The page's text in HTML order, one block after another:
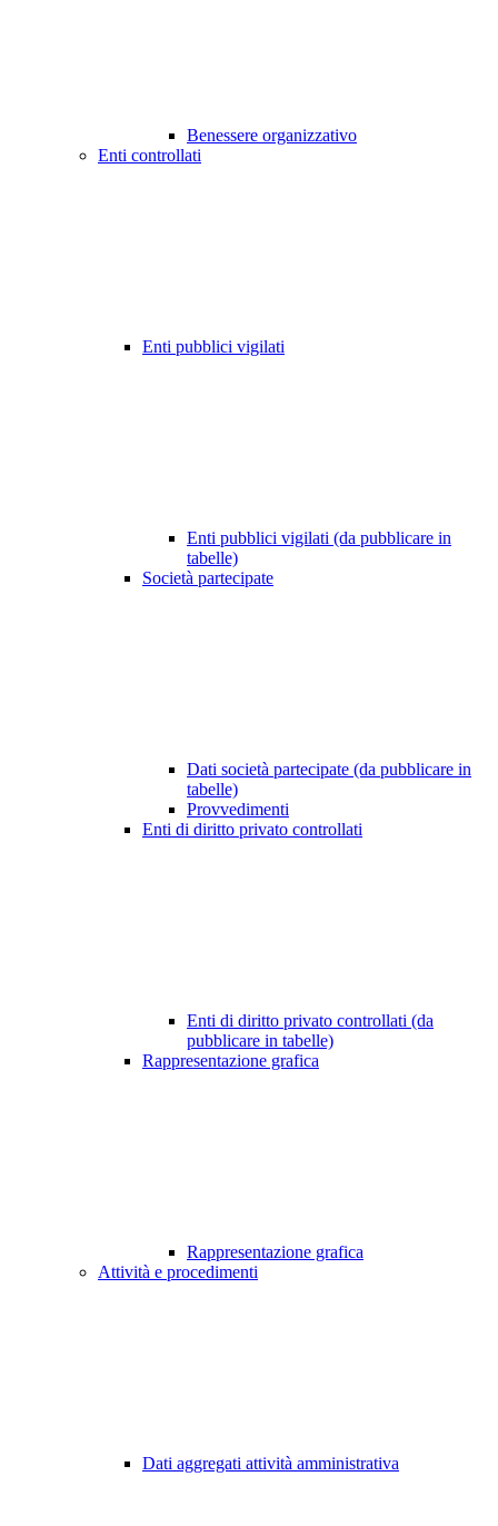
Benessere organizzativo
Enti controllati
Enti pubblici vigilati
Enti pubblici vigilati (da pubblicare in
tabelle)
Società partecipate
Dati società partecipate (da pubblicare in
tabelle)
Provvedimenti
Enti di diritto privato controllati
Enti di diritto privato controllati (da
pubblicare in tabelle)
Rappresentazione grafica
Rappresentazione grafica
Attività e procedimenti
Dati aggregati attività amministrativa